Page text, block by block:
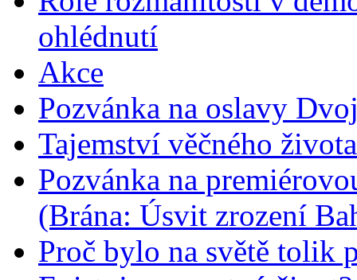
ohlédnutí
Akce
Pozvánka na oslavy
Tajemství věčného života
Pozvánka na
(Brána: Úsvit zrození
Proč bylo na světě tolik